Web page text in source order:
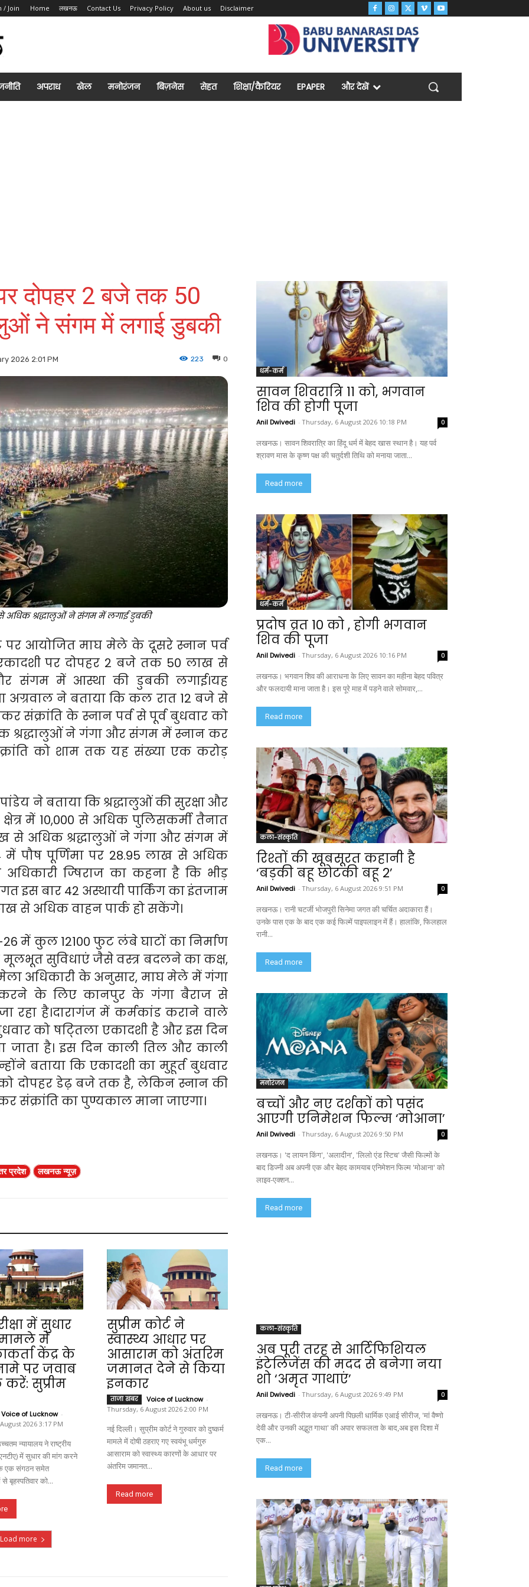
/ Join Home लखनऊ Contact Us Privacy Policy About us Disclaimer
अपराध खेल मनोरंजन बिज़नेस सेहत शिक्षा/कैरियर EPAPER और देखें
दोपहर 2 बजे तक 50
ने संगम में लगाई डुबकी
2026 2:01 PM 0
223
अधिक श्रद्धालुओं ने संगम में लगाई डुबकी
पर आयोजित माघ मेले के दूसरे स्नान पर्व
पर दोपहर 2 बजे तक 50 लाख से
संगम में आस्था की डुबकी लगाई।यह
अग्रवाल ने बताया कि कल रात 12 बजे से
संक्रांति के स्नान पर्व से पूर्व बुधवार को
श्रद्धालुओं ने गंगा और संगम में स्नान कर
को शाम तक यह संख्या एक करोड़
ने बताया कि श्रद्धालुओं की सुरक्षा और
में 10,000 से अधिक पुलिसकर्मी तैनात
से अधिक श्रद्धालुओं ने गंगा और संगम में
पौष पूर्णिमा पर 28.95 लाख से अधिक
अधिकारी ज्षिराज का कहना है कि भीड़
इस बार 42 अस्थायी पार्किंग का इंतजाम
से अधिक वाहन पार्क हो सकेंगे।
में कुल 12100 फुट लंबे घाटों का निर्माण
सुविधाएं जैसे वस्त्र बदलने का कक्ष,
अधिकारी के अनुसार, माघ मेले में गंगा
करने के लिए कानपुर के गंगा बैराज से
रहा है।दारागंज में कर्मकांड कराने वाले
को षट्तिला एकादशी है और इस दिन
जाता है। इस दिन काली तिल और काली
बताया कि एकादशी का मुहूर्त बुधवार
दोपहर डेढ़ बजे तक है, लेकिन स्नान की
संक्रांति का पुण्यकाल माना जाएगा।
प्रदेश लखनऊ न्यूज़
में सुधार
में
केंद्र के
पर जवाब
करें: सुप्रीम
Voice of Lucknow -
2026 3:17 PM
न्यायालय ने राष्ट्रीय
में सुधार की मांग करने
के एक संगठन समेत
बृहस्पतिवार को...
सुप्रीम कोर्ट ने
स्वास्थ्य आधार पर
आसाराम को अंतरिम
जमानत देने से किया
इनकार
ताजा खबर Voice of Lucknow -
Thursday, 6 August 2026 2:00 PM
नई दिल्ली। सुप्रीम कोर्ट ने गुरुवार को दुष्कर्म
मामले में दोषी ठहराए गए स्वयंभू धर्मगुरु
आसाराम को स्वास्थ्य कारणों के आधार पर
अंतरिम जमानत...
Read more
Load more
धर्म-कर्म
सावन शिवरात्रि 11 को, भगवान
शिव की होगी पूजा
Anil Dwivedi - Thursday, 6 August 2026 10:18 PM 0
लखनऊ। सावन शिवरात्रि का हिंदू धर्म में बेहद खास स्थान है। यह पर्व
श्रावण मास के कृष्ण पक्ष की चतुर्दशी तिथि को मनाया जाता...
Read more
धर्म-कर्म
प्रदोष व्रत 10 को , होगी भगवान
शिव की पूजा
Anil Dwivedi - Thursday, 6 August 2026 10:16 PM 0
लखनऊ। भगवान शिव की आराधना के लिए सावन का महीना बेहद पवित्र
और फलदायी माना जाता है। इस पूरे माह में पड़ने वाले सोमवार,...
Read more
कला-संस्कृति
रिश्तों की खूबसूरत कहानी है
‘बड़की बहू छोटकी बहू 2’
Anil Dwivedi - Thursday, 6 August 2026 9:51 PM 0
लखनऊ। रानी चटर्जी भोजपुरी सिनेमा जगत की चर्चित अदाकारा हैं।
उनके पास एक के बाद एक कई फिल्में पाइपलाइन में हैं। हालांकि, फिलहाल
रानी...
Read more
मनोरंजन
बच्चों और नए दर्शकों को पसंद
आएगी एनिमेशन फिल्म ‘मोआना’
Anil Dwivedi - Thursday, 6 August 2026 9:50 PM 0
लखनऊ। 'द लायन किंग', 'अलादीन', 'लिलो एंड स्टिच' जैसी फिल्मों के
बाद डिज्नी अब अपनी एक और बेहद कामयाब एनिमेशन फिल्म 'मोआना' को
लाइव-एक्शन...
Read more
कला-संस्कृति
अब पूरी तरह से आर्टिफिशियल
इंटेलिजेंस की मदद से बनेगा नया
शो ‘अमृत गाथाएं’
Anil Dwivedi - Thursday, 6 August 2026 9:49 PM 0
लखनऊ। टी-सीरीज कंपनी अपनी पिछली धार्मिक एआई सीरीज, 'मां वैष्णो
देवी और उनकी अद्भुत गाथा' की अपार सफलता के बाद,अब इस दिशा में
एक...
Read more